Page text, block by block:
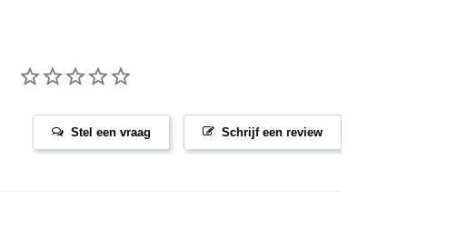
Schrijf een review
Stel een vraag